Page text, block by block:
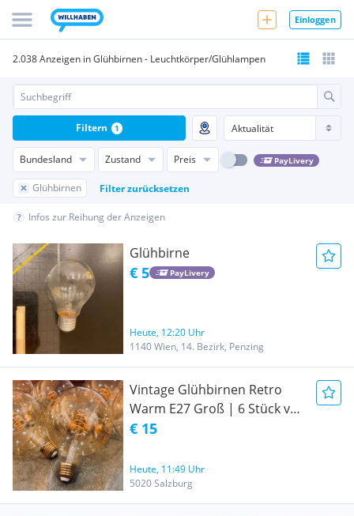
Einloggen
2.038 Anzeigen in Glühbirnen - Leuchtkörper/Glühlampen
Bundesland Zustand Preis PayLivery
Glühbirnen Filter zurücksetzen
Filtern 1
Infos zur Reihung der Anzeigen
Glühbirne
€ 5 PayLivery
Heute, 12:20 Uhr
1140 Wien, 14. Bezirk, Penzing
Vintage Glühbirnen Retro
Warm E27 Groß | 6 Stück voll
Funktionsfährig
€ 15
Heute, 11:49 Uhr
5020 Salzburg